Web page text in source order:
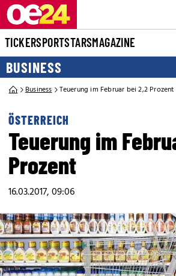
TICKERSPORTSTARSMAGAZINE
BUSINESS
Business Teuerung im Februar bei 2,2 Prozent
ÖSTERREICH
Teuerung im
Prozent
16.03.2017, 09:06